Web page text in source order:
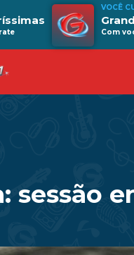
VOCÊ
Com
sessão